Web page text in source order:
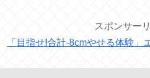
スポンサー
「目指せ!合計-8cmやせる体験」